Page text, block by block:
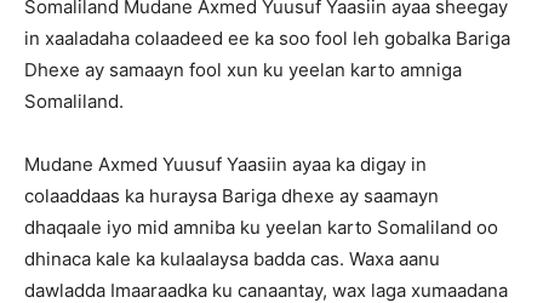
Somaliland Mudane Axmed Yuusuf Yaasiin ayaa sheegay
in xaaladaha colaadeed ee ka soo fool leh gobalka Bariga
Dhexe ay samaayn fool xun ku yeelan karto amniga
Somaliland.
Mudane Axmed Yuusuf Yaasiin ayaa ka digay in
colaaddaas ka huraysa Bariga dhexe ay saamayn
dhaqaale iyo mid amniba ku yeelan karto Somaliland oo
dhinaca kale ka kulaalaysa badda cas. Waxa aanu
dawladda Imaaraadka ku canaantay, wax laga xumaadana